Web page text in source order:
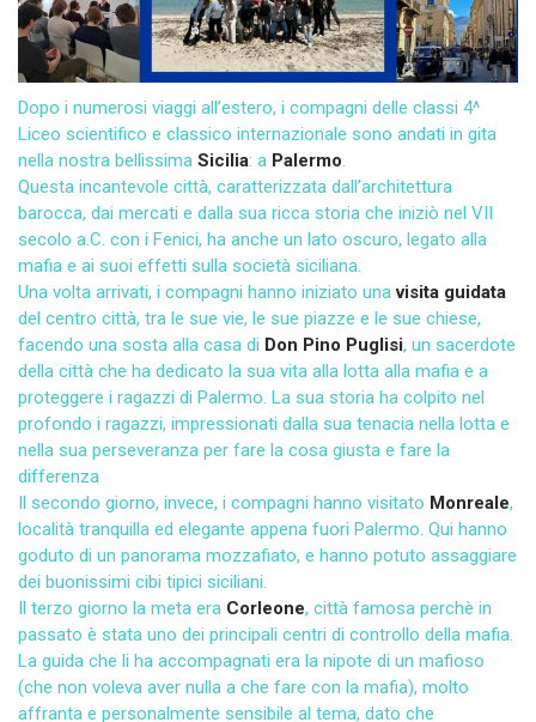
Dopo i numerosi viaggi all’estero, i compagni delle classi 4^
Liceo scientifico e classico internazionale sono andati in gita
nella nostra bellissima Sicilia: a Palermo.
Questa incantevole città, caratterizzata dall’architettura
barocca, dai mercati e dalla sua ricca storia che iniziò nel VII
secolo a.C. con i Fenici, ha anche un lato oscuro, legato alla
mafia e ai suoi effetti sulla società siciliana.
Una volta arrivati, i compagni hanno iniziato unavisita guidata
del centro città, tra le sue vie, le sue piazze e le sue chiese,
facendo una sosta alla casa di Don Pino Puglisi, un sacerdote
della città che ha dedicato la sua vita alla lotta alla mafia e a
proteggere i ragazzi di Palermo. La sua storia ha colpito nel
profondo i ragazzi, impressionati dalla sua tenacia nella lotta e
nella sua perseveranza per fare la cosa giusta e fare la
differenza
Il secondo giorno, invece, i compagni hanno visitato Monreale,
località tranquilla ed elegante appena fuori Palermo. Qui hanno
goduto di un panorama mozzafiato, e hanno potuto assaggiare
dei buonissimi cibi tipici siciliani.
Il terzo giorno la meta era Corleone, città famosa perchè in
passato è stata uno dei principali centri di controllo della mafia.
La guida che li ha accompagnati era la nipote di un mafioso
(che non voleva aver nulla a che fare con la mafia), molto
affranta e personalmente sensibile al tema, dato che